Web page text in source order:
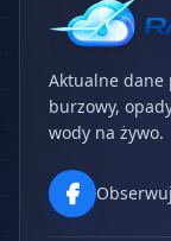
Aktualne dane
burzowy,
wody na żywo.